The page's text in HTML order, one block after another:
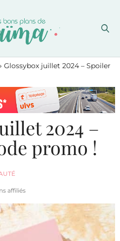
Glossybox juillet 2024 – Spoiler
2024 –
promo !
affiliés